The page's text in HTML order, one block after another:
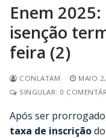
Enem
isenção
feira (2)
CONLATAM MAIO
SINGULAR: 0
Após ser
taxa de inscriçãodo